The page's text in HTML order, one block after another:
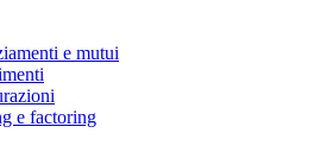
e mutui
e factoring